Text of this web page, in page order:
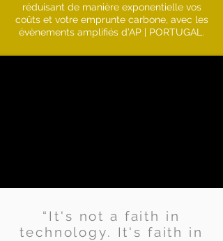
réduisant de manière exponentielle vos
coûts et votre emprunte carbone, avec les
évènements amplifiés d’AP | PORTUGAL.
“It's not a faith in
technology. It's faith in